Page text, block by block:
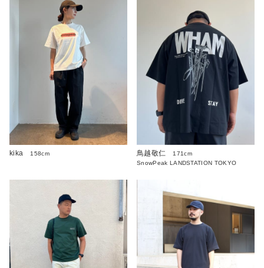
kika 158cm 鳥越敬仁
171cm
SnowPeak LANDSTATION TOKYO